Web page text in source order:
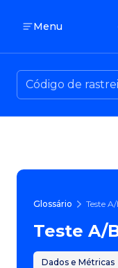
Menu
Glossário Teste
Teste A/
Dados e Métricas